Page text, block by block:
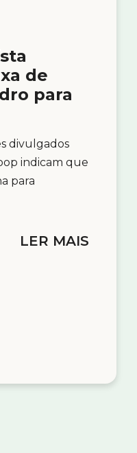
de
para
divulgados
indicam que
para
LER MAIS